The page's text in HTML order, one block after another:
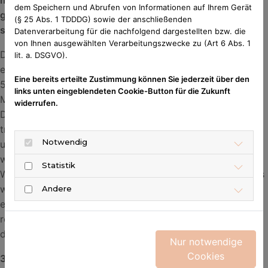
gegen eine Spendenquittung für die Vereinszwecke
spenden möchte.
Durch die voraussichtlich ausfallenden Hallenzeiten
entstehen dem Verein Mindereinnahmen im Bereich von
50.000 € (zurück zu zahlende Abokosten, ausgefallende
Mieteinnahmen, ausgefallene Jugendtrainingseinnahmen).
Dies trifft uns als Verein aufgrund der hohen Fixkosten
trotz Kurzarbeit des Trainers hart. Von daher würden wir
uns im Mai über jede entsprechende Spende freuen, auch
wenn Ihr den Nutzen aus dem Hallenabo in der
Wintersaison in nur geringem Umfang ziehen konntet. Was
wir grundsätzlich mit diesen Halleneinnahmen, bzw.
entsprechend anteiligen Spenden finanzieren, bzw.
refinanzieren müssen, stellen wir Euch im folgenden Punkt
dar:
3. Dringende Sanierungsmaßnahmen an den
dem Speichern und Abrufen von Informationen auf Ihrem Gerät
(§ 25 Abs. 1 TDDDG) sowie der anschließenden
Datenverarbeitung für die nachfolgend dargestellten bzw. die
von Ihnen ausgewählten Verarbeitungszwecke zu (Art 6 Abs. 1
lit. a. DSGVO).
Eine bereits erteilte Zustimmung können Sie jederzeit über den
links unten eingeblendeten Cookie-Button für die Zukunft
widerrufen.
Notwendig
Statistik
Andere
Nur notwendige
Cookies